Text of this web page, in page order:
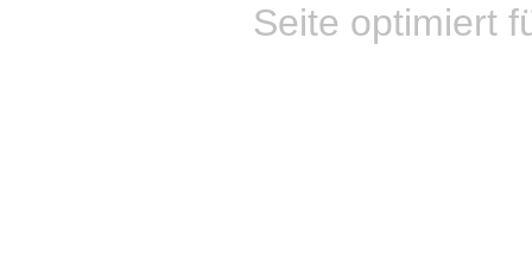
Seite optimiert